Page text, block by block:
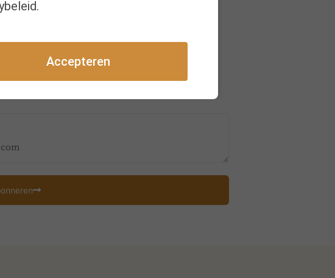
14 personen.
Accepteren